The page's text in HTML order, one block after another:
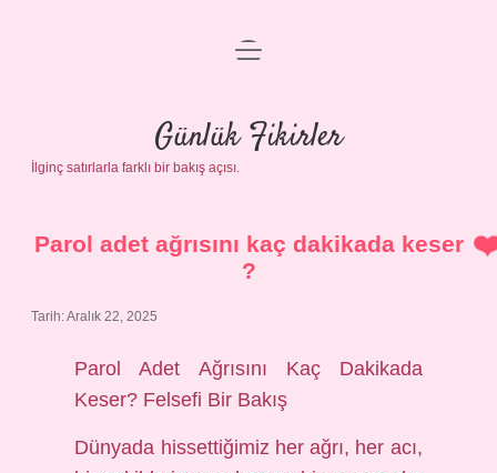
Anasayfa
Gizlilik Politikası
Yasal Uyarı
menüyü
Günlük Fikirler
İlginç satırlarla farklı bir bakış açısı.
Parol adet ağrısını kaç dakikada keser
?
Tarih: Aralık 22, 2025
Parol Adet Ağrısını Kaç Dakikada
Keser? Felsefi Bir Bakış
Dünyada hissettiğimiz her ağrı, her acı,